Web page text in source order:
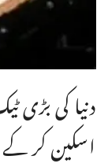
دنیا کی بڑی
اسکین کر